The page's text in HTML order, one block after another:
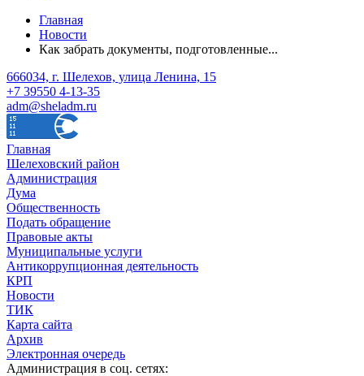
Главная
Новости
Как забрать документы, подготовленные...
666034, г. Шелехов, улица Ленина, 15
+7 39550 4-13-35
adm@sheladm.ru
Главная
Шелеховский район
Администрация
Дума
Общественность
Подать обращение
Правовые акты
Муниципальные услуги
Антикоррупционная деятельность
КРП
Новости
ТИК
Карта сайта
Архив
Электронная очередь
Администрация в соц. сетях: